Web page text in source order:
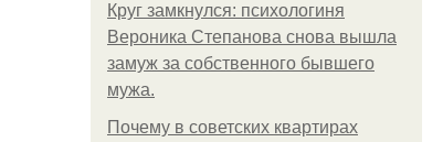
Круг замкнулся: психологиня
Вероника Степанова снова вышла
замуж за собственного бывшего
мужа.
Почему в советских квартирах